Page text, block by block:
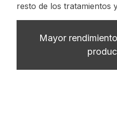
resto de los tratamientos
Mayor